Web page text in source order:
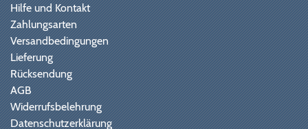
Hilfe und Kontakt
Zahlungsarten
Versandbedingungen
Lieferung
Rücksendung
AGB
Widerrufsbelehrung
Datenschutzerklärung